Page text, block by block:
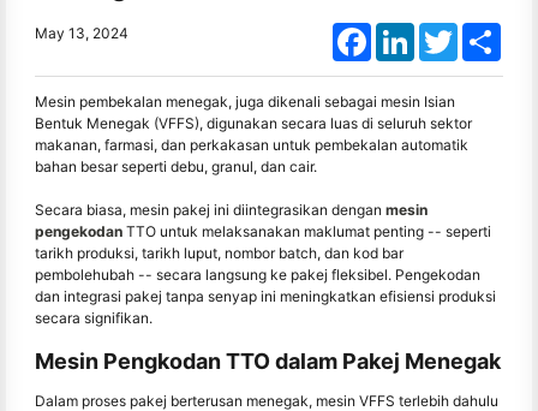
May 13, 2024 FacebookLinkedInTwitter
Mesin pembekalan menegak, juga dikenali sebagai mesin Isian
Bentuk Menegak (VFFS), digunakan secara luas di seluruh sektor
makanan, farmasi, dan perkakasan untuk pembekalan automatik
bahan besar seperti debu, granul, dan cair.
Secara biasa, mesin pakej ini diintegrasikan dengan mesin
pengekodan TTO untuk melaksanakan maklumat penting -- seperti
tarikh produksi, tarikh luput, nombor batch, dan kod bar
pembolehubah -- secara langsung ke pakej fleksibel. Pengekodan
dan integrasi pakej tanpa senyap ini meningkatkan efisiensi produksi
secara signifikan.
Mesin Pengkodan TTO dalam Pakej Menegak
Dalam proses pakej berterusan menegak, mesin VFFS terlebih dahulu